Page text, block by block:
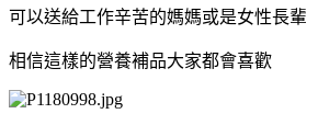
可以送給工作辛苦的媽媽或是女性長輩
相信這樣的營養補品大家都會喜歡